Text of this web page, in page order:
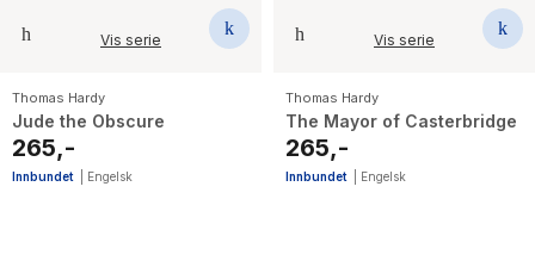
Vis serie
Thomas Hardy
Jude the Obscure
265,-
Innbundet Engelsk
Vis serie
Thomas Hardy
The Mayor of Casterbridge
265,-
Innbundet Engelsk